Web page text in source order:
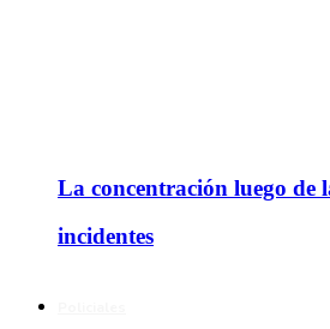
La concentración luego de
incidentes